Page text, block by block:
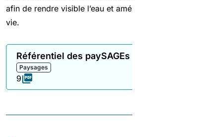
afin de rendre visible l’eau et améliorer notre cadre de
vie.
Référentiel des paySAGEs de l'eau
Paysages
9